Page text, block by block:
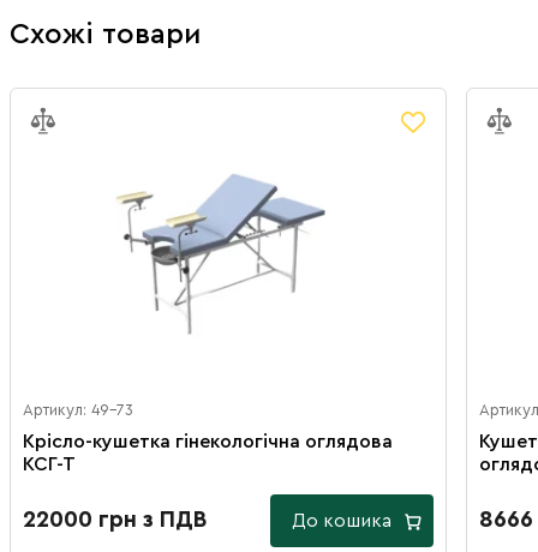
Схожі товари
Артикул: 49-73
Крісло-кушетка гінекологічна оглядова
КСГ-Т
22000 грн з ПДВ До кошика